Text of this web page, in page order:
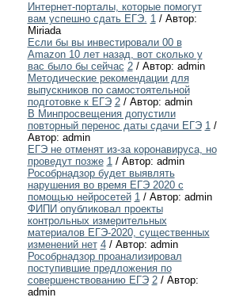
Интернет-порталы, которые помогут
вам успешно сдать ЕГЭ. 1/ Автор:
Miriada
Если бы вы инвестировали 00 в
Amazon 10 лет назад, вот сколько у
вас было бы сейчас 2/ Автор: admin
Методические рекомендации для
выпускников по самостоятельной
подготовке к ЕГЭ 2/ Автор: admin
В Минпросвещения допустили
повторный перенос даты сдачи ЕГЭ 1/
Автор: admin
ЕГЭ не отменят из-за коронавируса, но
проведут позже 1/ Автор: admin
Рособрнадзор будет выявлять
нарушения во время ЕГЭ 2020 с
помощью нейросетей 1/ Автор: admin
ФИПИ опубликовал проекты
контрольных измерительных
материалов ЕГЭ-2020, существенных
изменений нет 4/ Автор: admin
Рособрнадзор проанализировал
поступившие предложения по
совершенствованию ЕГЭ 2/ Автор:
admin